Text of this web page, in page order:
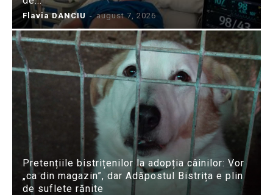
Flavia DANCIU - august 7, 2026
Pretențiile bistrițenilor la adopția câinilor: Vor
„ca din magazin”, dar Adăpostul Bistrița e plin
de suflete rănite